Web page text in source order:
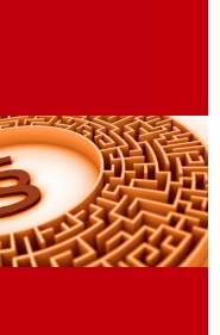
erleiden müssen:
vorübergehenden
arbeiten, ihre
nicht reduziert,
wird die